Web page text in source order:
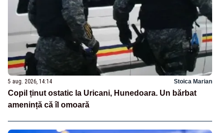
5 aug. 2026, 14:14 Stoica Marian
Copil ținut ostatic la Uricani, Hunedoara. Un bărbat
amenință că îl omoară